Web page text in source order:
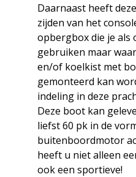
Daarnaast heeft
zijden van het
opbergbox die je als
gebruiken maar
en/of koelkist met
gemonteerd kan
indeling in deze
Deze boot kan
liefst 60 pk in de
buitenboordmotor
heeft u niet alleen
ook een sportieve!